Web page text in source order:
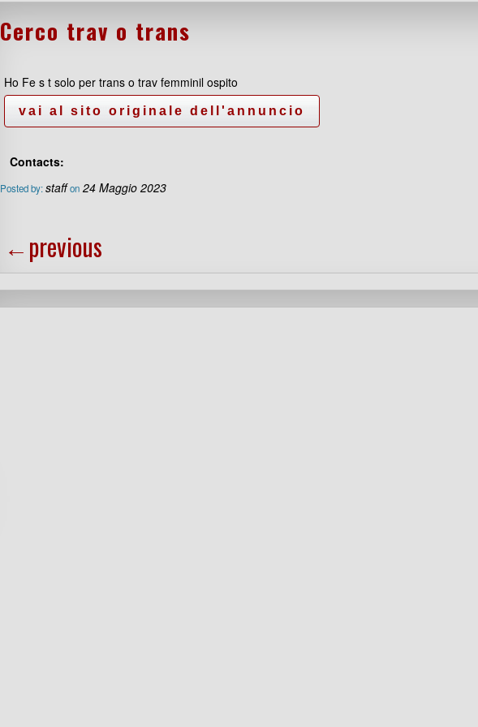
Cerco trav o trans
Ho Fe s t solo per trans o trav femminil ospito
Contacts:
Posted by:staff on 24 Maggio 2023
←previous